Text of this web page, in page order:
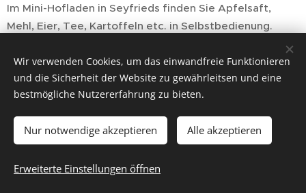
Im Mini-Hofladen in Seyfrieds finden Sie Apfelsaft,
Mehl, Eier, Tee, Kartoffeln etc. in Selbstbedienung.
Wir verwenden Cookies, um das einwandfreie Funktionieren
und die Sicherheit der Website zu gewährleitsen und eine
bestmögliche Nutzererfahrung zu bieten.
Nur notwendige akzeptieren Alle akzeptieren
Erweiterte Einstellungen öffnen